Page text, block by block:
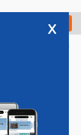
Check in
x